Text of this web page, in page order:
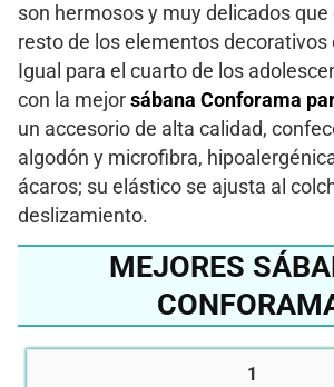
son hermosos y muy delicados que
resto de los elementos decorativos
Igual para el cuarto de los
con la mejor sábana Conforama
un accesorio de alta calidad,
algodón y microfibra,
ácaros; su elástico se ajusta al
deslizamiento.
MEJORES
1